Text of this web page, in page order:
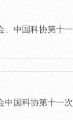
中国科协第十
中国科协第十一